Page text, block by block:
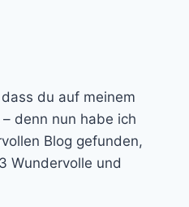
du auf meinem
denn nun habe ich
Blog gefunden,
Wundervolle und